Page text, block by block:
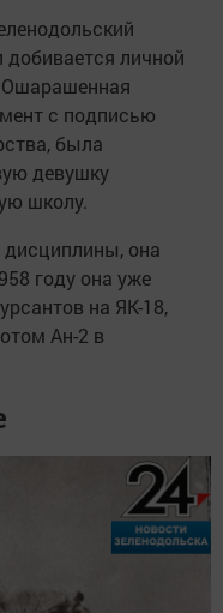
добивается личной
с подписью
была
девушку
школу.
дисциплины, она
году она уже
на ЯК-18,
Ан-2 в